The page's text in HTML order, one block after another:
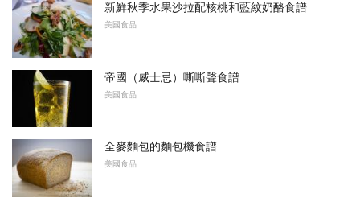
新鮮秋季水果沙拉配核桃和藍紋奶酪食譜
美國食品
帝國（威士忌）嘶嘶聲食譜
美國食品
全麥麵包的麵包機食譜
美國食品